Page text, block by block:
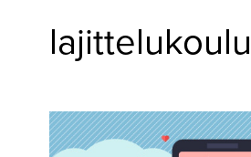
ARTIKKELIT
ARKISTO
lajittelukoulu